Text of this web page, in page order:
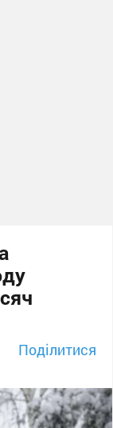
Поділитися